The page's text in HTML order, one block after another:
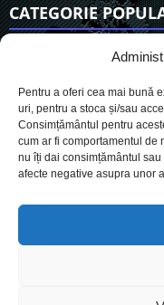
Pentru a oferi cea mai bună
uri, pentru a stoca și/sau
Consimțământul pentru
cum ar fi comportamentul de
nu îți dai consimțământul
afecte negative asupra unor
CATEGORIE
Social
Politic
Economie
Despre Noi